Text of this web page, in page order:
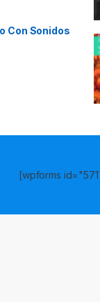
Con Sonidos
[wpforms